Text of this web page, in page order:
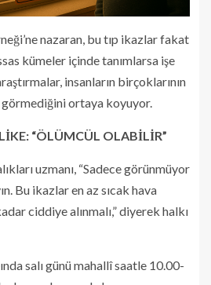
nazaran, bu tıp ikazlar fakat
kümeler içinde tanımlarsa işe
insanların birçoklarının
ortaya koyuyor.
“ÖLÜMCÜL OLABİLİR”
uzmanı, “Sadece görünmüyor
Bu ikazlar en az sıcak hava
ciddiye alınmalı,” diyerek halkı
salı günü mahallî saatle 10.00-